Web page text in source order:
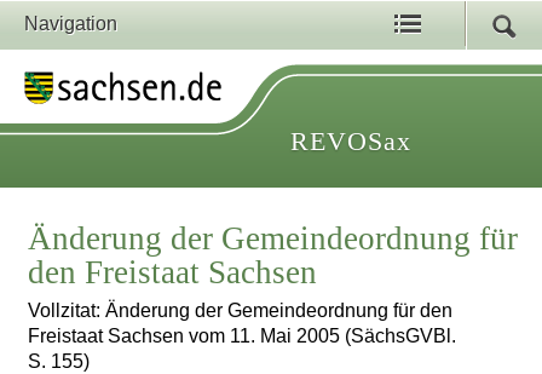
Navigation
REVOSax
Änderung der Gemeindeordnung für
den Freistaat Sachsen
Vollzitat: Änderung der Gemeindeordnung für den
Freistaat Sachsen vom 11. Mai 2005 (SächsGVBl.
S. 155)